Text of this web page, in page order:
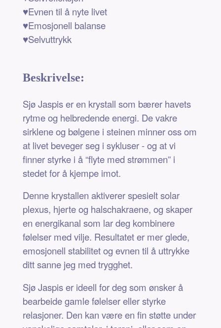
♥Evnen til å nyte livet
♥Emosjonell balanse
♥Selvuttrykk
Beskrivelse:
Sjø Jaspis er en krystall som bærer havets
rytme og helbredende energi. De vakre
sirklene og bølgene i steinen minner oss om
at livet beveger seg i sykluser - og at vi
finner styrke i å “flyte med strømmen” i
stedet for å kjempe imot.
Denne krystallen aktiverer spesielt solar
plexus, hjerte og halschakraene, og skaper
en energikanal som lar deg kombinere
følelser med vilje. Resultatet er mer glede,
emosjonell stabilitet og evnen til å uttrykke
ditt sanne jeg med trygghet.
Sjø Jaspis er ideell for deg som ønsker å
bearbeide gamle følelser eller styrke
relasjoner. Den kan være en fin støtte under